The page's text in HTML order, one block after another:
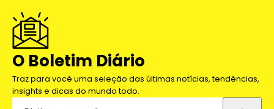
O Boletim Diário
Traz para você uma seleção das últimas notícias, tendências,
insights e dicas do mundo todo.